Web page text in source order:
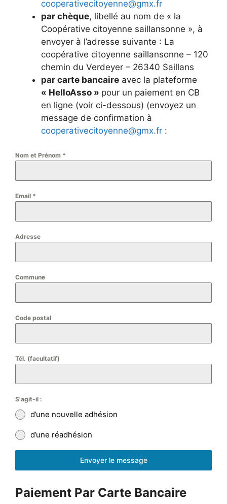
cooperativecitoyenne@gmx.fr
par chèque, libellé au nom de « la
Coopérative citoyenne saillansonne », à
envoyer à l’adresse suivante : La
coopérative citoyenne saillansonne – 120
chemin du Verdeyer – 26340 Saillans
par carte bancaire avec la plateforme
« HelloAsso » pour un paiement en CB
en ligne (voir ci-dessous) (envoyez un
message de confirmation à
cooperativecitoyenne@gmx.fr :
Nom et Prénom *
Email *
Adresse
Commune
Code postal
Tél. (facultatif)
S'agit-il :
d’une nouvelle adhésion
d’une réadhésion
Envoyer le message
Paiement Par Carte Bancaire